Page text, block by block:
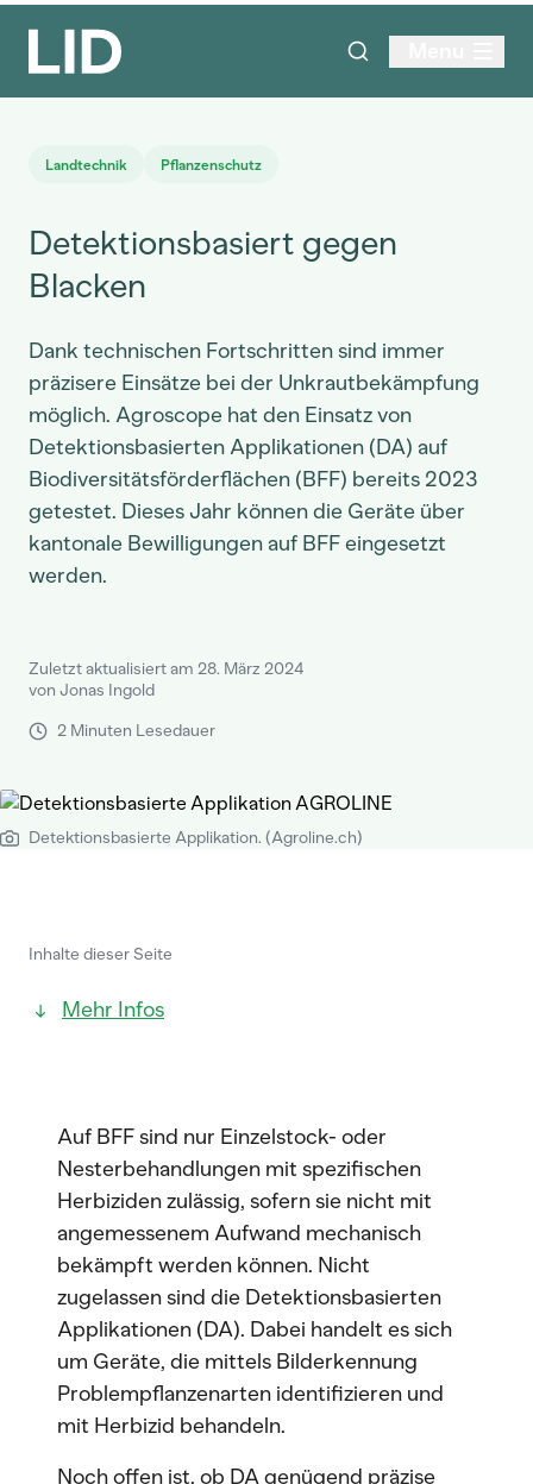
Landtechnik Pflanzenschutz
Detektionsbasiert gegen
Blacken
Dank technischen Fortschritten sind immer
präzisere Einsätze bei der Unkrautbekämpfung
möglich. Agroscope hat den Einsatz von
Detektionsbasierten Applikationen (DA) auf
Biodiversitätsförderflächen (BFF) bereits 2023
getestet. Dieses Jahr können die Geräte über
kantonale Bewilligungen auf BFF eingesetzt
werden.
Zuletzt aktualisiert am 28. März 2024
von Jonas Ingold
2 Minuten Lesedauer
Detektionsbasierte Applikation. (Agroline.ch)
Inhalte dieser Seite
Mehr Infos
Auf BFF sind nur Einzelstock- oder
Nesterbehandlungen mit spezifischen
Herbiziden zulässig, sofern sie nicht mit
angemessenem Aufwand mechanisch
bekämpft werden können. Nicht
zugelassen sind die Detektionsbasierten
Applikationen (DA). Dabei handelt es sich
um Geräte, die mittels Bilderkennung
Problempflanzenarten identifizieren und
mit Herbizid behandeln.
Noch offen ist, ob DA genügend präzise